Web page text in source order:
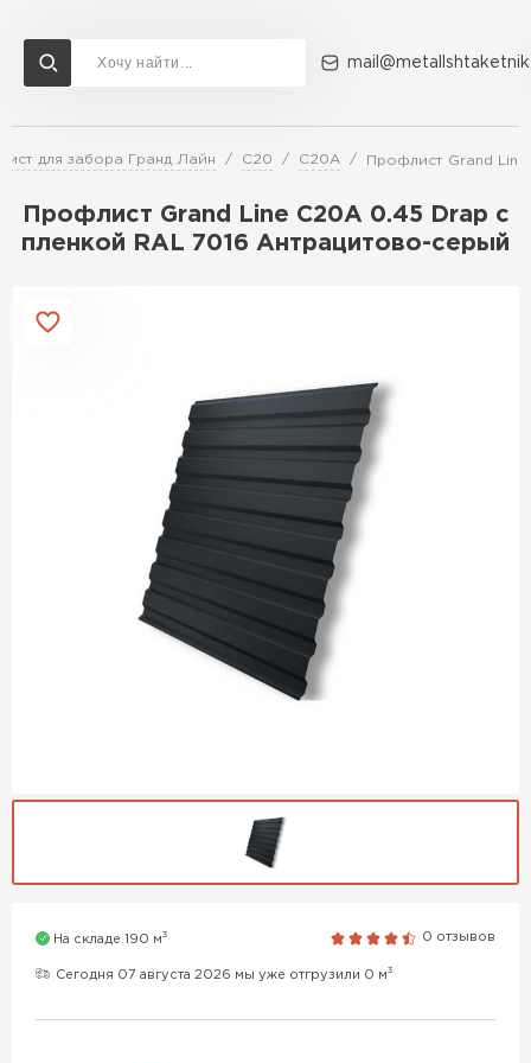
для забора Гранд Лайн C20 C20A Профлист Grand
Профлист Grand Line C20А 0.45 Drap с
пленкой RAL 7016 Антрацитово-серый
На складе 190 м3 0 отзывов
Сегодня 07 августа 2026 мы уже отгрузили 0 м3
Доставка и оплата Акции О компании Контакты
Перейти в каталог